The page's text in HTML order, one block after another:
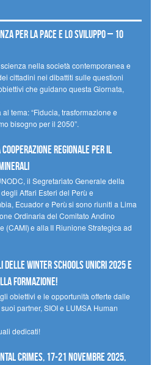
per la pace e lo sviluppo – 10
nella società contemporanea e
cittadini nei dibattiti sulle questioni
che guidano questa Giornata,
tema: “Fiducia, trasformazione e
bisogno per il 2050”.
regionale per il
il Segretariato Generale della
Affari Esteri del Perù e
Ecuador e Perù si sono riuniti a Lima
Ordinaria del Comitato Andino
(CAMI) e alla II Riunione Strategica ad
Winter Schools UNICRI 2025 e
formazione!
obiettivi e le opportunità offerte dalle
partner, SIOI e LUMSA Human
dedicati!
Crimes, 17-21 novembre 2025,